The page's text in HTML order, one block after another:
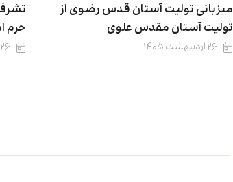
میزبانی تولیت آستان قدس رضوی از
تولیت آستان مقدس علوی
۲۶ اردیبهشت ۱۴۰۵
حرم
۲۶ اردیبهشت ۱۴۰۵